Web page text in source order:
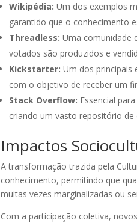
Wikipédia: Um dos exemplos
garantido que o conhecimento
Threadless: Uma comunidade
votados são produzidos e
Kickstarter: Um dos principais
com o objetivo de receber um
Stack Overflow: Essencial
criando um vasto repositório
Impactos
A transformação trazida pela
conhecimento, permitindo que
muitas vezes marginalizadas ou
Com a participação coletiva,